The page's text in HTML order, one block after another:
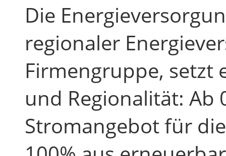
Die
regionaler
Firmengruppe, setzt
und Regionalität: Ab
Stromangebot für